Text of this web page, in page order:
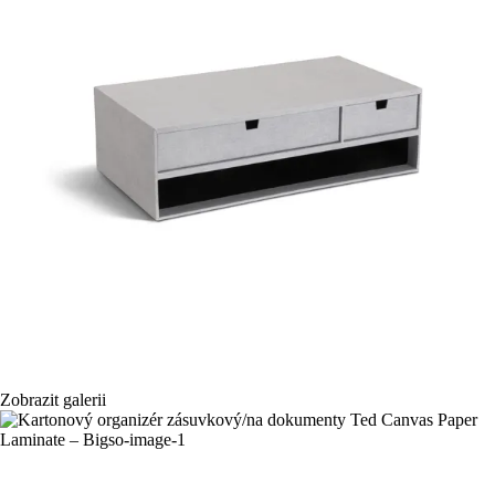
Zobrazit galerii